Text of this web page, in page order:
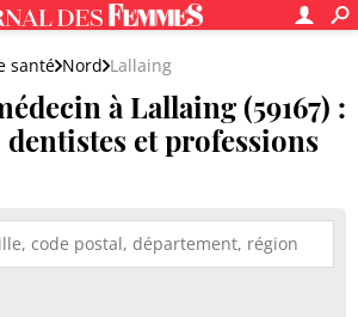
santé Nord Lallaing
à Lallaing (59167) :
et professions